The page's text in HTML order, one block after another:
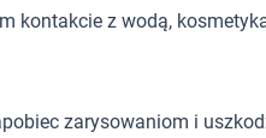
kontakcie z wodą,
zarysowaniom i